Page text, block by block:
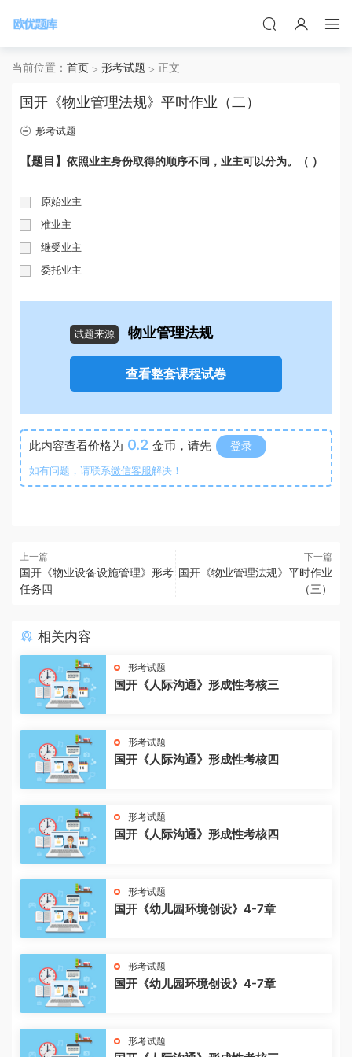
当前位置： 首页 形考试题 正文
国开《物业管理法规》平时作业（二）
形考试题
【题目】 依照业主身份取得的顺序不同，业主可以分为。 （ ）
原始业主
准业主
继受业主
委托业主
试题来源 物业管理法规
查看整套课程试卷
此内容查看价格为 0.2 金币，请先 登录
如有问题，请联系微信客服解决！
上一篇
国开《物业设备设施管理》形考
任务四
下一篇
国开《物业管理法规》平时作业
（三）
相关内容
形考试题
国开《人际沟通》形成性考核三
形考试题
国开《人际沟通》形成性考核四
形考试题
国开《人际沟通》形成性考核四
形考试题
国开《幼儿园环境创设》4-7章
形考试题
国开《幼儿园环境创设》4-7章
形考试题